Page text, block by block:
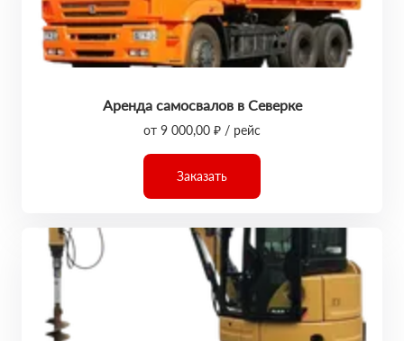
Аренда самосвалов в Северке
от 9 000,00 ₽ / рейс
Заказать